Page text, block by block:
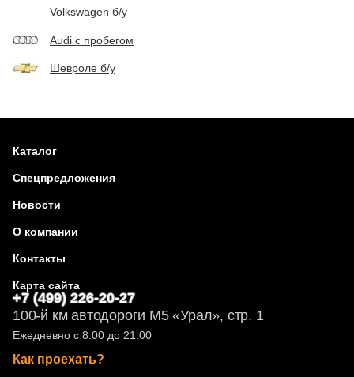
Volkswagen б/у
Audi с пробегом
Шевроле б/у
Каталог
Спецпредложения
Новости
О компании
Контакты
Карта сайта
+7 (499) 226-20-27
100-й км автодороги М5 «Урал», стр. 1
Ежедневно с 8:00 до 21:00
Как проехать?